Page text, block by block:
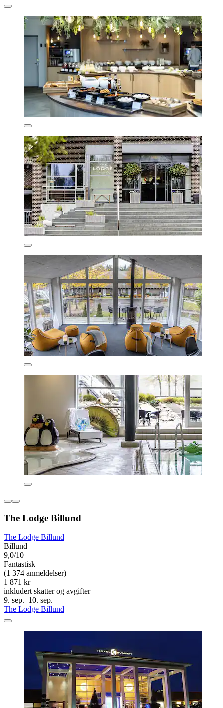
The Lodge Billund
The Lodge Billund
Billund
9,0/10
Fantastisk
(1 374 anmeldelser)
1 871 kr
inkludert skatter og avgifter
9. sep.–10. sep.
The Lodge Billund